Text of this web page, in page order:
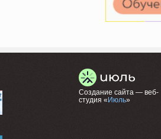
Создание сайта — веб-
студия « Июль»